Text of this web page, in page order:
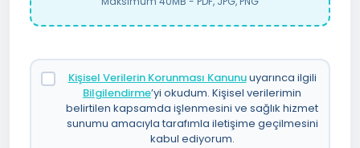
Kişisel Verilerin Korunması Kanunuuyarınca ilgili
Bilgilendirme’yi okudum. Kişisel verilerimin
belirtilen kapsamda işlenmesini ve sağlık hizmet
sunumu amacıyla tarafımla iletişime geçilmesini
kabul ediyorum.